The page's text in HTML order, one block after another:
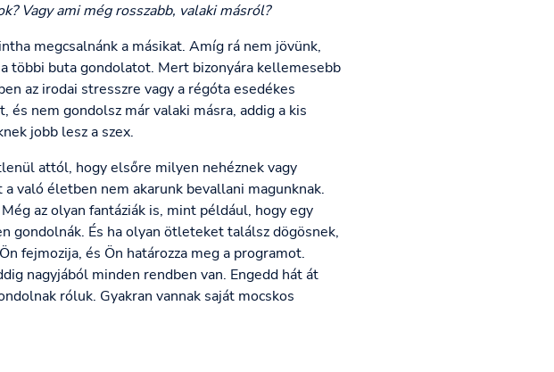
Vagy ami még rosszabb, valaki másról?
megcsalnánk a másikat. Amíg rá nem jövünk,
többi buta gondolatot. Mert bizonyára kellemesebb
az irodai stresszre vagy a régóta esedékes
nem gondolsz már valaki másra, addig a kis
jobb lesz a szex.
attól, hogy elsőre milyen nehéznek vagy
való életben nem akarunk bevallani magunknak.
az olyan fantáziák is, mint például, hogy egy
gondolnák. És ha olyan ötleteket találsz dögösnek,
fejmozija, és Ön határozza meg a programot.
nagyjából minden rendben van. Engedd hát át
róluk. Gyakran vannak saját mocskos